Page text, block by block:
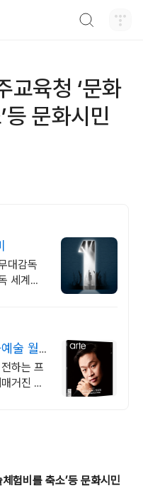
교육청 ‘문화
등 문화시민
대감독
세계가
술 월
하는 프
거진 체
험비를 축소’등 문화시민